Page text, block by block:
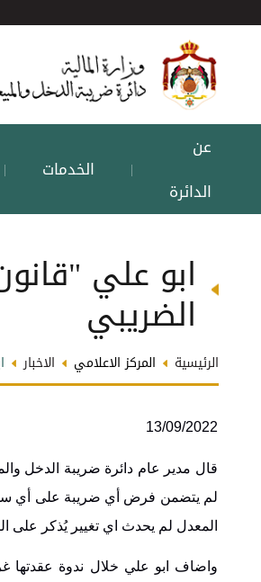
عن
الدائرة
| الخدمات |
ابو علي
الضريبي
الرئيسية المركز الاعلامي الاخبار
13/09/2022
لم يتضمن فرض أي ضريبة على أي
المعدل لم يحدث اي تغيير يُذكر على
واضاف ابو علي خلال ندوة عقدتها